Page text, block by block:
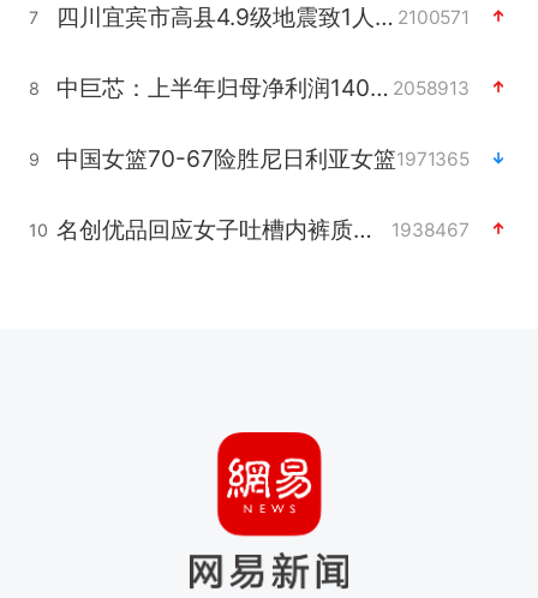
7 四川宜宾市高县4.9级地震致1人死亡 2100571
8 中巨芯：上半年归母净利润1405.77万元 2058913
9 中国女篮70-67险胜尼日利亚女篮1971365
10 名创优品回应女子吐槽内裤质量差 1938467